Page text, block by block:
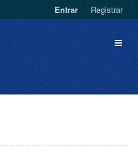
Entrar Registrar